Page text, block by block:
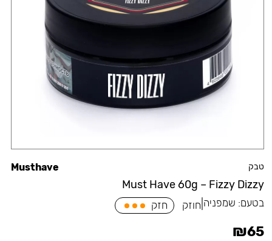
טבק
Must Have 60g – Fizzy Dizzy
Musthave
בטעם: שמפניה חוזק חזק
₪65